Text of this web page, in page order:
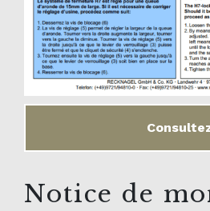
Notice de